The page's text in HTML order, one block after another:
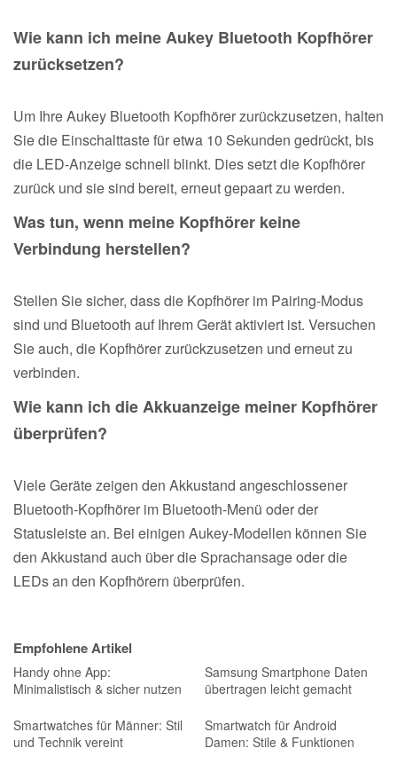
Wie kann ich meine Aukey Bluetooth Kopfhörer
zurücksetzen?
Um Ihre Aukey Bluetooth Kopfhörer zurückzusetzen, halten
Sie die Einschalttaste für etwa 10 Sekunden gedrückt, bis
die LED-Anzeige schnell blinkt. Dies setzt die Kopfhörer
zurück und sie sind bereit, erneut gepaart zu werden.
Was tun, wenn meine Kopfhörer keine
Verbindung herstellen?
Stellen Sie sicher, dass die Kopfhörer im Pairing-Modus
sind und Bluetooth auf Ihrem Gerät aktiviert ist. Versuchen
Sie auch, die Kopfhörer zurückzusetzen und erneut zu
verbinden.
Wie kann ich die Akkuanzeige meiner Kopfhörer
überprüfen?
Viele Geräte zeigen den Akkustand angeschlossener
Bluetooth-Kopfhörer im Bluetooth-Menü oder der
Statusleiste an. Bei einigen Aukey-Modellen können Sie
den Akkustand auch über die Sprachansage oder die
LEDs an den Kopfhörern überprüfen.
Empfohlene Artikel
Handy ohne App:
Minimalistisch & sicher nutzen
Samsung Smartphone Daten
übertragen leicht gemacht
Smartwatches für Männer: Stil
und Technik vereint
Smartwatch für Android
Damen: Stile & Funktionen